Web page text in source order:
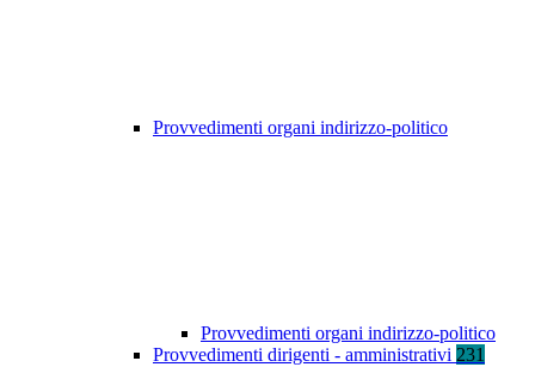
Provvedimenti organi indirizzo-politico
Provvedimenti organi indirizzo-politico
Provvedimenti dirigenti - amministrativi 231